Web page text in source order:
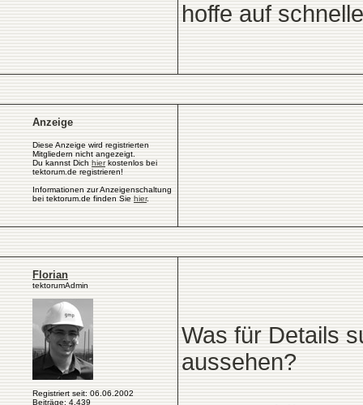
hoffe auf
Anzeige
Diese Anzeige wird registrierten
Mitgliedern nicht angezeigt.
Du kannst Dich hierkostenlos bei
tektorum.de registrieren!
Informationen zur Anzeigenschaltung
bei tektorum.de finden Sie hier.
Florian
tektorumAdmin
Registriert seit: 06.06.2002
Beiträge: 4.439
Was für Details
aussehen?